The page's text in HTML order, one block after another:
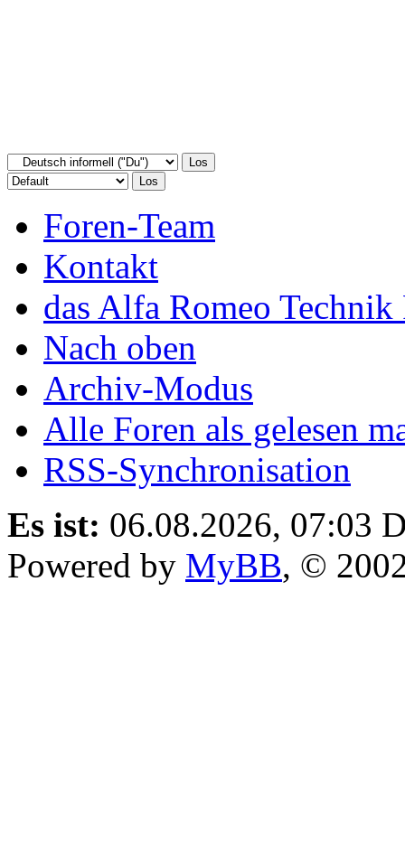
Foren-Team
Kontakt
das Alfa Romeo Technik
Nach oben
Archiv-Modus
Alle Foren als gelesen
RSS-Synchronisation
Es ist: 06.08.2026, 07:03
Powered by MyBB, ©